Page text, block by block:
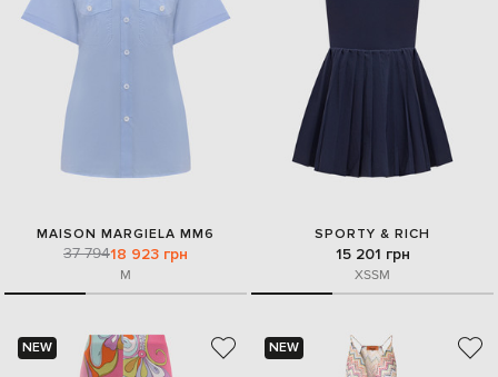
MAISON MARGIELA MM6
37 79418 923 грн
M
SPORTY & RICH
15 201 грн
XSSM
NEW NEW